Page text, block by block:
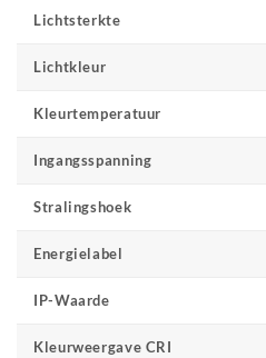
Lichtsterkte
Lichtkleur
Kleurtemperatuur
Ingangsspanning
Stralingshoek
Energielabel
IP-Waarde
Kleurweergave CRI